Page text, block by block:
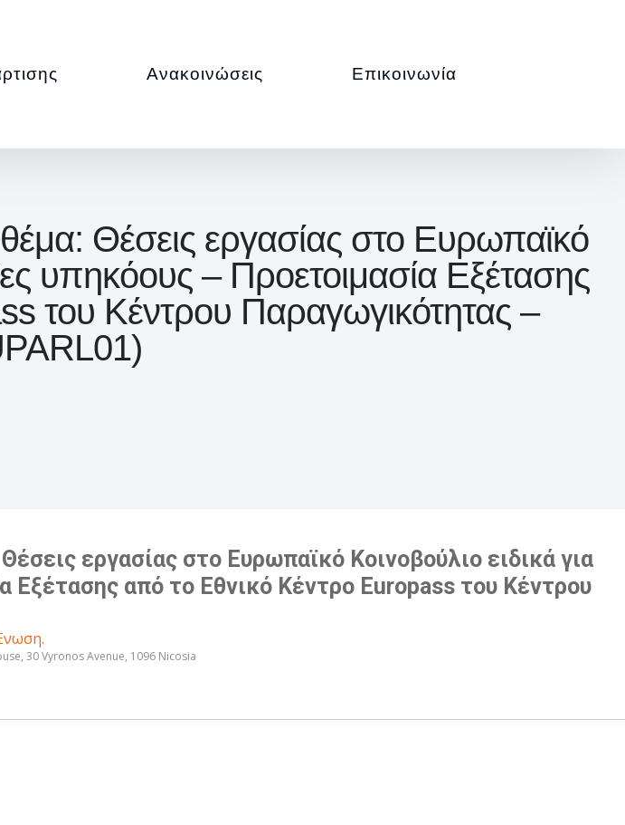
Ανακοινώσεις Επικοινωνία
Θέσεις εργασίας στο Ευρωπαϊκό
υπηκόους – Προετοιμασία Εξέτασης
του Κέντρου Παραγωγικότητας –
εργασίας στο Ευρωπαϊκό Κοινοβούλιο ειδικά για
Εξέτασης από το Εθνικό Κέντρο Europass του Κέντρου
30 Vyronos Avenue, 1096 Nicosia